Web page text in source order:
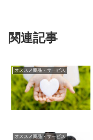
関連記事
オススメ商品・サービス
オススメ商品・サービス